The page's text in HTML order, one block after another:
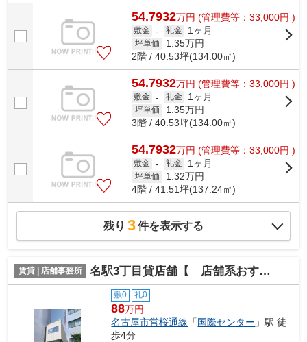
54.7932万円 (管理費等：33,000円 )
敷金 - 礼金 1ヶ月
坪単価 1.35万円
2階 / 40.53坪(134.00㎡)
54.7932万円 (管理費等：33,000円 )
敷金 - 礼金 1ヶ月
坪単価 1.35万円
3階 / 40.53坪(134.00㎡)
54.7932万円 (管理費等：33,000円 )
敷金 - 礼金 1ヶ月
坪単価 1.32万円
4階 / 41.51坪(137.24㎡)
残り 3件を表示する
賃貸 | 店舗事務所 名駅3丁目貸店舗【 店舗系おすすめ 】
敷0 礼0
88万円
名古屋市営桜通線 「国際センター 」駅 徒
歩4分